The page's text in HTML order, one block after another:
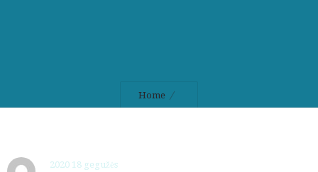
Home
2020 18 gegužės